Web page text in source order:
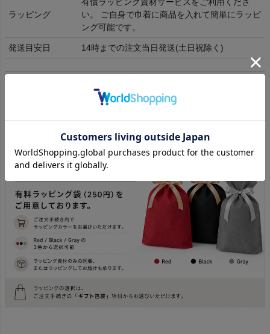
ラッピング
有償ラッピング資材サービスをご利用くださ
い。 ご自身で巾着に商品を入れて簡単にラッピ
ング可能です。
発送目安日 14時までの注文当日発送(土日祝除く)
23-25cm